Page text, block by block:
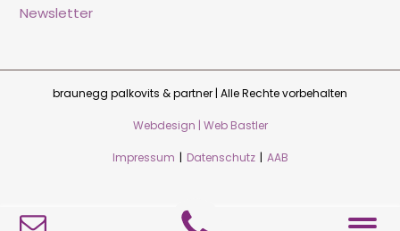
Newsletter
braunegg palkovits & partner | Alle Rechte vorbehalten
Webdesign | Web Bastler
Impressum | Datenschutz | AAB